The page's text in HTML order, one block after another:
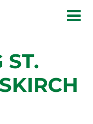
ST.